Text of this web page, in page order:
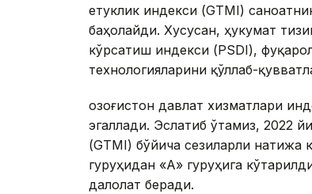
етуклик индекси (GTMI)
баҳолайди. Хусусан, ҳукумат
кўрсатиш индекси (PSDI),
технологияларини қўллаб-
Қозоғистон давлат хизматлари
эгаллади. Эслатиб ўтамиз, 2022
(GTMI) бўйича сезиларли
гуруҳидан «А» гуруҳига
далолат беради.